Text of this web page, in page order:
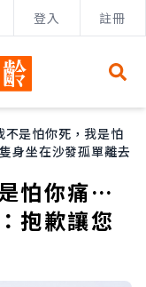
登入 註冊
不是怕你死，我是怕
身坐在沙發孤單離去
怕你痛…
抱歉讓您